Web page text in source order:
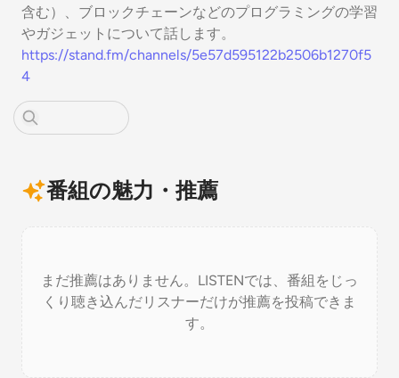
含む）、ブロックチェーンなどのプログラミングの学習
やガジェットについて話します。
https://stand.fm/channels/5e57d595122b2506b1270f5
4
番組の魅力・推薦
まだ推薦はありません。LISTENでは、番組をじっ
くり聴き込んだリスナーだけが推薦を投稿できま
す。